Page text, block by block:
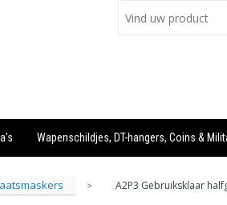
Wapenschildjes, DT-hangers, Coins &
> A2P3 Gebruiksklaar